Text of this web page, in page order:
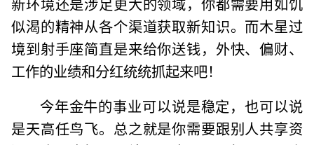
似渴的精神从各个渠道获取新知识。而木星过
境到射手座简直是来给你送钱，外快、偏财、
工作的业绩和分红统统抓起来吧！
今年金牛的事业可以说是稳定，也可以说
是天高任鸟飞。总之就是你需要跟别人共享资